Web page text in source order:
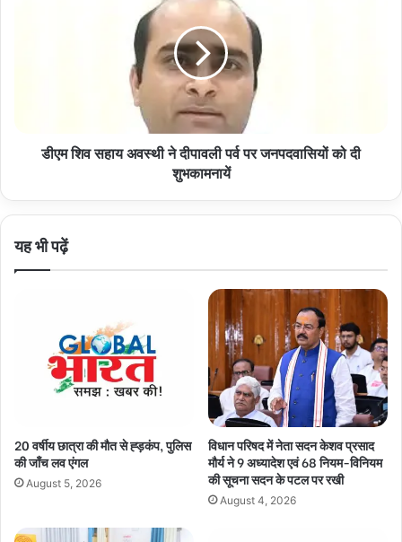
डीएम शिव सहाय अवस्थी ने दीपावली पर्व पर जनपदवासियों को दी
शुभकामनायें
यह भी पढ़ें
20 वर्षीय छात्रा की मौत से ह्ड़कंप, पुलिस
की जाँच लव एंगल
August 5, 2026
विधान परिषद में नेता सदन केशव प्रसाद
मौर्य ने 9 अध्यादेश एवं 68 नियम-विनियम
की सूचना सदन के पटल पर रखी
August 4, 2026